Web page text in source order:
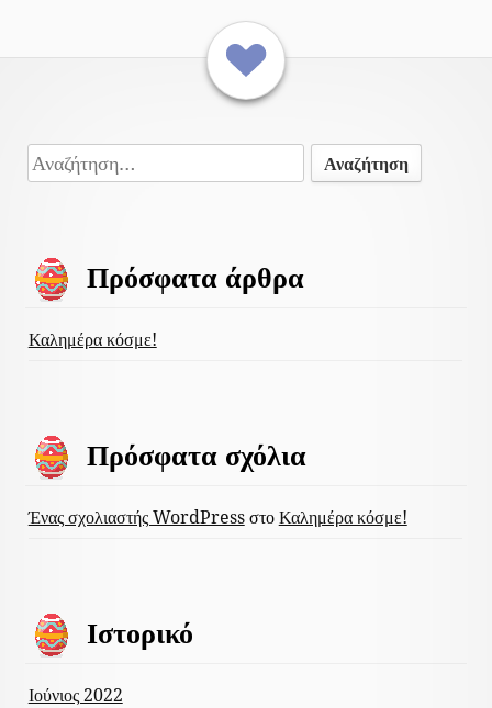
Επιστροφή στην αρχική σελίδα
Περιεχομένο
υποσέλιδου
Αναζήτηση
για:
Πρόσφατα άρθρα
Καλημέρα κόσμε!
Πρόσφατα σχόλια
Ένας σχολιαστής WordPressστοΚαλημέρα κόσμε!
Ιστορικό
Ιούνιος 2022